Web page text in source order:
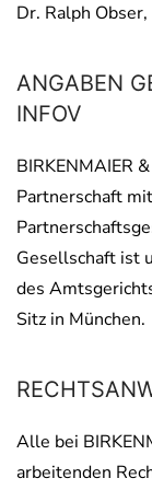
Dr. Ralph
ANGABEN
NFOV
BIRKENMAIER
Partnerschaft
Gesellschaft ist
des
Sitz in München.
Alle bei
arbeitenden